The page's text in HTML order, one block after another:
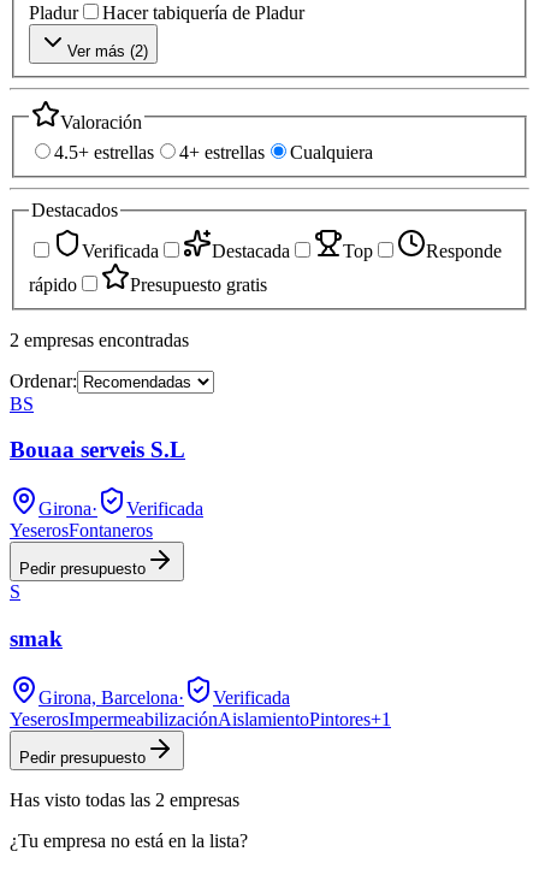
Pladur
Hacer tabiquería de Pladur
Ver más (2)
Valoración
4.5+ estrellas
4+ estrellas Cualquiera
Destacados
Verificada
Destacada Top
Responde
rápido
Presupuesto gratis
2 empresas encontradas
Ordenar:
BS
Bouaa serveis S.L
Girona·
Verificada
YeserosFontaneros
Pedir presupuesto
S
smak
Girona, Barcelona·
Verificada
YeserosImpermeabilizaciónAislamientoPintores+1
Pedir presupuesto
Has visto todas las 2 empresas
¿Tu empresa no está en la lista?